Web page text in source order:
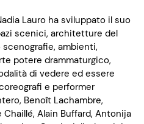
Lauro ha sviluppato il suo
scenici, architetture del
scenografie, ambienti,
potere drammaturgico,
di vedere ed essere
e performer
, Benoît Lachambre,
Chaillé, Alain Buffard, Antonija